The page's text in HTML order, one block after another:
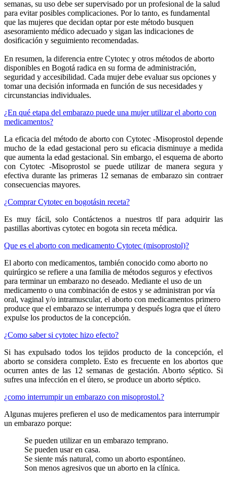
semanas, su uso debe ser supervisado por un profesional de la salud
para evitar posibles complicaciones. Por lo tanto, es fundamental
que las mujeres que decidan optar por este método busquen
asesoramiento médico adecuado y sigan las indicaciones de
dosificación y seguimiento recomendadas.
En resumen, la diferencia entre Cytotec y otros métodos de aborto
disponibles en Bogotá radica en su forma de administración,
seguridad y accesibilidad. Cada mujer debe evaluar sus opciones y
tomar una decisión informada en función de sus necesidades y
circunstancias individuales.
¿En qué etapa del embarazo puede una mujer utilizar el aborto con
medicamentos?
La eficacia del método de aborto con Cytotec -Misoprostol depende
mucho de la edad gestacional pero su eficacia disminuye a medida
que aumenta la edad gestacional. Sin embargo, el esquema de aborto
con Cytotec -Misoprostol se puede utilizar de manera segura y
efectiva durante las primeras 12 semanas de embarazo sin contraer
consecuencias mayores.
¿Comprar Cytotec en bogotásin receta?
Es muy fácil, solo Contáctenos a nuestros tlf para adquirir las
pastillas abortivas cytotec en bogota sin receta médica.
Que es el aborto con medicamento Cytotec (misoprostol)?
El aborto con medicamentos, también conocido como aborto no
quirúrgico se refiere a una familia de métodos seguros y efectivos
para terminar un embarazo no deseado. Mediante el uso de un
medicamento o una combinación de estos y se administran por vía
oral, vaginal y/o intramuscular, el aborto con medicamentos primero
produce que el embarazo se interrumpa y después logra que el útero
expulse los productos de la concepción.
¿Como saber si cytotec hizo efecto?
Si has expulsado todos los tejidos producto de la concepción, el
aborto se considera completo. Esto es frecuente en los abortos que
ocurren antes de las 12 semanas de gestación. Aborto séptico. Si
sufres una infección en el útero, se produce un aborto séptico.
¿como interrumpir un embarazo con misoprostol.?
Algunas mujeres prefieren el uso de medicamentos para interrumpir
un embarazo porque:
Se pueden utilizar en un embarazo temprano.
Se pueden usar en casa.
Se siente más natural, como un aborto espontáneo.
Son menos agresivos que un aborto en la clínica.